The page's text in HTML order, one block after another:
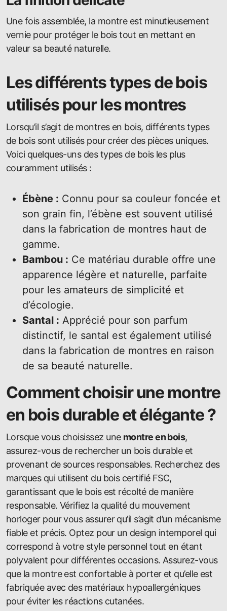
Une fois assemblée, la montre est minutieusement
vernie pour protéger le bois tout en mettant en
valeur sa beauté naturelle.
Les différents types de bois
utilisés pour les montres
Lorsqu’il s’agit de montres en bois, différents types
de bois sont utilisés pour créer des pièces uniques.
Voici quelques-uns des types de bois les plus
couramment utilisés :
Ébène : Connu pour sa couleur foncée et
son grain fin, l’ébène est souvent utilisé
dans la fabrication de montres haut de
gamme.
Bambou : Ce matériau durable offre une
apparence légère et naturelle, parfaite
pour les amateurs de simplicité et
d’écologie.
Santal : Apprécié pour son parfum
distinctif, le santal est également utilisé
dans la fabrication de montres en raison
de sa beauté naturelle.
Comment choisir une montre
en bois durable et élégante ?
Lorsque vous choisissez une montre en bois,
assurez-vous de rechercher un bois durable et
provenant de sources responsables. Recherchez des
marques qui utilisent du bois certifié FSC,
garantissant que le bois est récolté de manière
responsable. Vérifiez la qualité du mouvement
horloger pour vous assurer qu’il s’agit d’un mécanisme
fiable et précis. Optez pour un design intemporel qui
correspond à votre style personnel tout en étant
polyvalent pour différentes occasions. Assurez-vous
que la montre est confortable à porter et qu’elle est
fabriquée avec des matériaux hypoallergéniques
pour éviter les réactions cutanées.